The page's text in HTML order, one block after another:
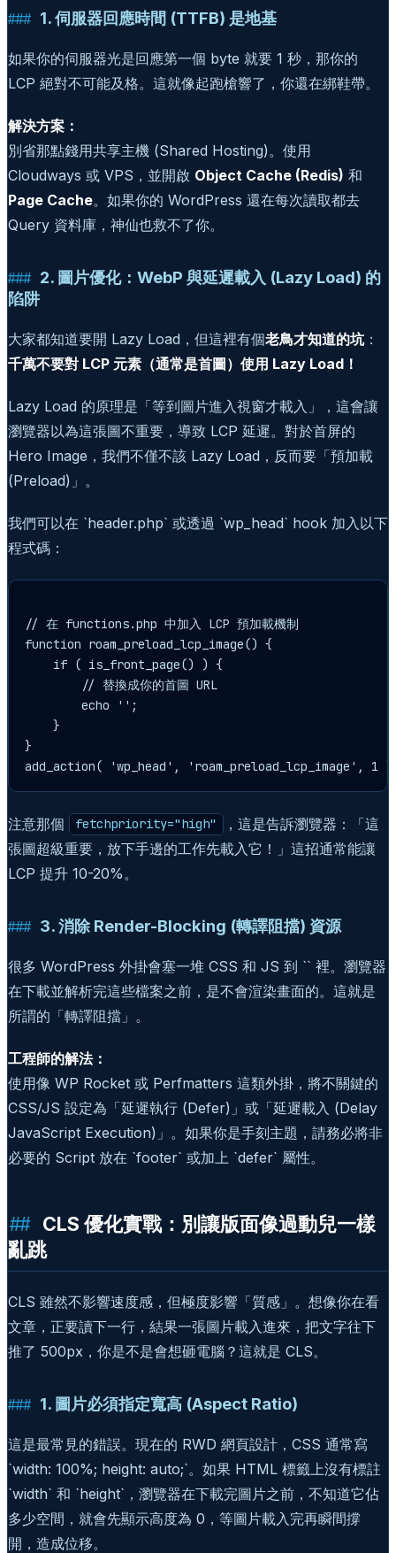
1. 伺服器回應時間 (TTFB) 是地基
如果你的伺服器光是回應第一個 byte 就要 1 秒，那你的
LCP 絕對不可能及格。這就像起跑槍響了，你還在綁鞋帶。
解決方案：
別省那點錢用共享主機 (Shared Hosting)。使用
Cloudways 或 VPS，並開啟 Object Cache (Redis) 和
Page Cache。如果你的 WordPress 還在每次讀取都去
Query 資料庫，神仙也救不了你。
2. 圖片優化：WebP 與延遲載入 (Lazy Load) 的
陷阱
大家都知道要開 Lazy Load，但這裡有個老鳥才知道的坑：
千萬不要對 LCP 元素（通常是首圖）使用 Lazy Load！
Lazy Load 的原理是「等到圖片進入視窗才載入」，這會讓
瀏覽器以為這張圖不重要，導致 LCP 延遲。對於首屏的
Hero Image，我們不僅不該 Lazy Load，反而要「預加載
(Preload)」。
我們可以在 `header.php` 或透過 `wp_head` hook 加入以下
程式碼：
// 在 functions.php 中加入 LCP 預加載機制
function roam_preload_lcp_image() {
    if ( is_front_page() ) {
        // 替換成你的首圖 URL
        echo '';
    }
}
注意那個 fetchpriority="high"
，這是告訴瀏覽器：「這
張圖超級重要，放下手邊的工作先載入它！」這招通常能讓
LCP 提升 10-20%。
3. 消除 Render-Blocking (轉譯阻擋) 資源
很多 WordPress 外掛會塞一堆 CSS 和 JS 到 `` 裡。瀏覽器
在下載並解析完這些檔案之前，是不會渲染畫面的。這就是
所謂的「轉譯阻擋」。
工程師的解法：
使用像 WP Rocket 或 Perfmatters 這類外掛，將不關鍵的
CSS/JS 設定為「延遲執行 (Defer)」或「延遲載入 (Delay
JavaScript Execution)」。如果你是手刻主題，請務必將非
必要的 Script 放在 `footer` 或加上 `defer` 屬性。
CLS 優化實戰：別讓版面像過動兒一樣
亂跳
CLS 雖然不影響速度感，但極度影響「質感」。想像你在看
文章，正要讀下一行，結果一張圖片載入進來，把文字往下
推了 500px，你是不是會想砸電腦？這就是 CLS。
1. 圖片必須指定寬高 (Aspect Ratio)
這是最常見的錯誤。現在的 RWD 網頁設計，CSS 通常寫
`width: 100%; height: auto;`。如果 HTML 標籤上沒有標註
`width` 和 `height`，瀏覽器在下載完圖片之前，不知道它佔
多少空間，就會先顯示高度為 0，等圖片載入完再瞬間撐
開，造成位移。